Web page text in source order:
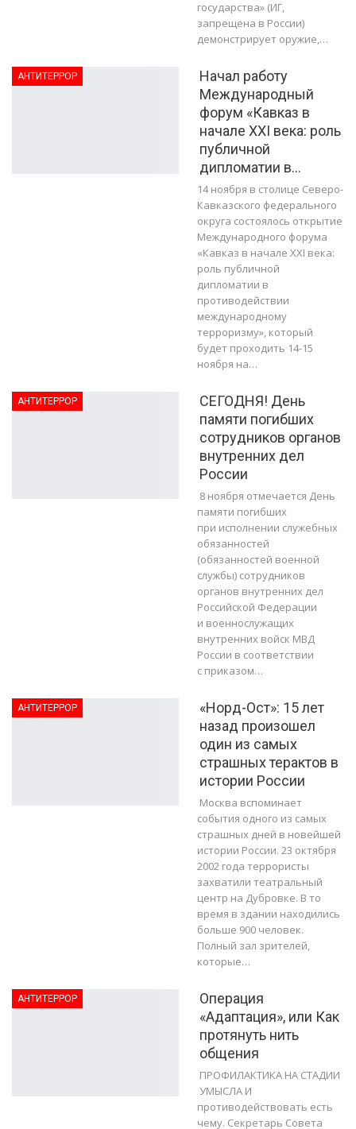
государства» (ИГ,
запрещена в России)
демонстрирует оружие,…
АНТИТЕРРОР
Начал работу
Международный
форум «Кавказ в
начале XXI века: роль
публичной
дипломатии в…
14 ноября в столице Северо-
Кавказского федерального
округа состоялось открытие
Международного форума
«Кавказ в начале XXI века:
роль публичной
дипломатии в
противодействии
международному
терроризму», который
будет проходить 14-15
ноября на…
АНТИТЕРРОР
СЕГОДНЯ! День
памяти погибших
сотрудников органов
внутренних дел
России
8 ноября отмечается День
памяти погибших
при исполнении служебных
обязанностей
(обязанностей военной
службы) сотрудников
органов внутренних дел
Российской Федерации
и военнослужащих
внутренних войск МВД
России в соответствии
с приказом…
АНТИТЕРРОР
«Норд-Ост»: 15 лет
назад произошел
один из самых
страшных терактов в
истории России
Москва вспоминает
события одного из самых
страшных дней в новейшей
истории России. 23 октября
2002 года террористы
захватили театральный
центр на Дубровке. В то
время в здании находились
больше 900 человек.
Полный зал зрителей,
которые…
АНТИТЕРРОР
Операция
«Адаптация», или Как
протянуть нить
общения
ПРОФИЛАКТИКА НА СТАДИИ
УМЫСЛА И
противодействовать есть
чему. Секретарь Совета